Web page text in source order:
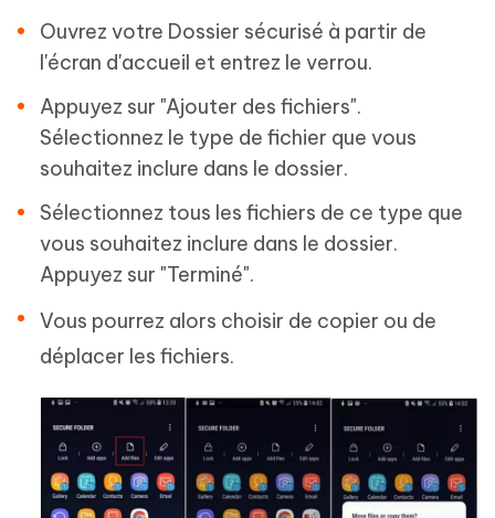
Ouvrez votre Dossier sécurisé à partir de
l'écran d'accueil et entrez le verrou.
Appuyez sur "Ajouter des fichiers".
Sélectionnez le type de fichier que vous
souhaitez inclure dans le dossier.
Sélectionnez tous les fichiers de ce type que
vous souhaitez inclure dans le dossier.
Appuyez sur "Terminé".
Vous pourrez alors choisir de copier ou de
déplacer les fichiers.